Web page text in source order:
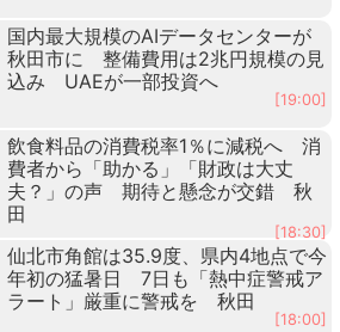
国内最大規模のAIデータセンターが
秋田市に 整備費用は2兆円規模の見
込み UAEが一部投資へ
[19:00]
飲食料品の消費税率1％に減税へ 消
費者から「助かる」「財政は大丈
夫？」の声 期待と懸念が交錯 秋
田
[18:30]
仙北市角館は35.9度、県内4地点で今
年初の猛暑日 7日も「熱中症警戒ア
ラート」厳重に警戒を 秋田
[18:00]